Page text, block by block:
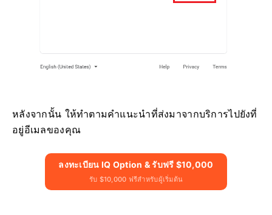
หลังจากนั้น ให้ทำตามคำแนะนำที่ส่งมาจากบริการไปยังที่
อยู่อีเมลของคุณ
ลงทะเบียน IQ Option & รับฟรี $10,000
รับ $10,000 ฟรีสำหรับผู้เริ่มต้น